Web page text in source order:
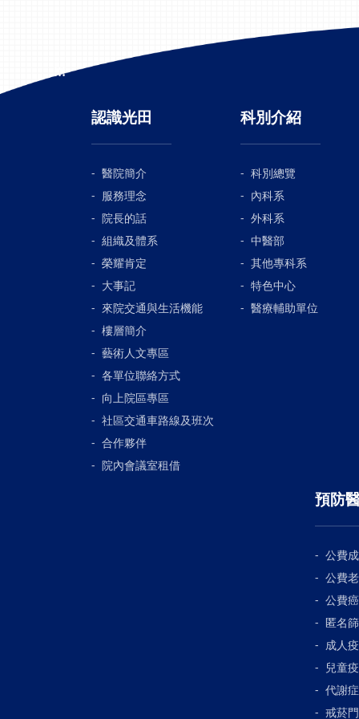
:::
認識光田
醫院簡介
服務理念
院長的話
組織及體系
榮耀肯定
大事記
來院交通與生活機能
樓層簡介
藝術人文專區
各單位聯絡方式
向上院區專區
社區交通車路線及班次
合作夥伴
院內會議室租借
科別介紹
科別總覽
內科系
外科系
中醫部
其他專科系
特色中心
醫療輔助單位
預防
公費
公費
公費
匿名
成人
兒童
代謝
戒菸